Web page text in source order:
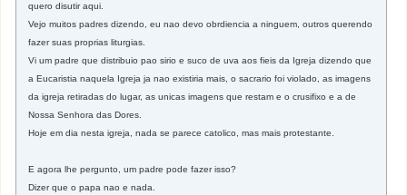
quero disutir aqui.
Vejo muitos padres dizendo, eu nao devo obrdiencia a ninguem, outros querendo
fazer suas proprias liturgias.
Vi um padre que distribuio pao sirio e suco de uva aos fieis da Igreja dizendo que
a Eucaristia naquela Igreja ja nao existiria mais, o sacrario foi violado, as imagens
da igreja retiradas do lugar, as unicas imagens que restam e o crusifixo e a de
Nossa Senhora das Dores.
Hoje em dia nesta igreja, nada se parece catolico, mas mais protestante.
E agora lhe pergunto, um padre pode fazer isso?
Dizer que o papa nao e nada.